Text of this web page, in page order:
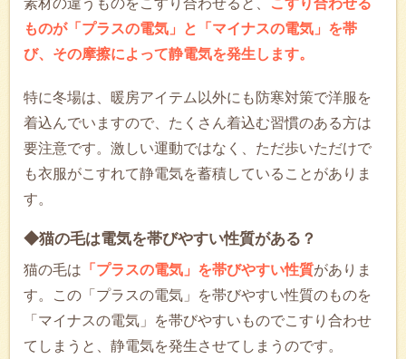
ものが「プラスの電気」と「マイナスの電気」を帯
び、その摩擦によって静電気を発生します。
特に冬場は、暖房アイテム以外にも防寒対策で洋服を
着込んでいますので、たくさん着込む習慣のある方は
要注意です。激しい運動ではなく、ただ歩いただけで
も衣服がこすれて静電気を蓄積していることがありま
す。
◆猫の毛は電気を帯びやすい性質がある？
猫の毛は 「プラスの電気」を帯びやすい性質がありま
す。この「プラスの電気」を帯びやすい性質のものを
「マイナスの電気」を帯びやすいものでこすり合わせ
てしまうと、静電気を発生させてしまうのです。